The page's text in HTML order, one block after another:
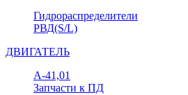
Гидрораспределители
РВД(S/L)
ДВИГАТЕЛЬ
А-41,01
Запчасти к ПД